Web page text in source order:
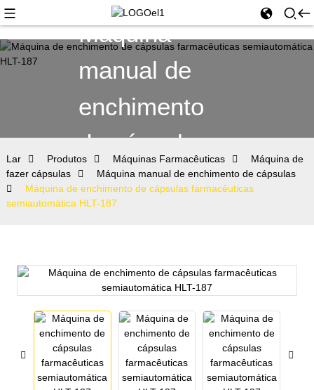
Máquina
manual de
enchimento
de cápsulas
Lar Produtos Máquinas Farmacêuticas
Máquina de
fazer cápsulas
Máquina manual de enchimento de cápsulas
Máquina de enchimento de cápsulas farmacêuticas
semiautomática HLT-187